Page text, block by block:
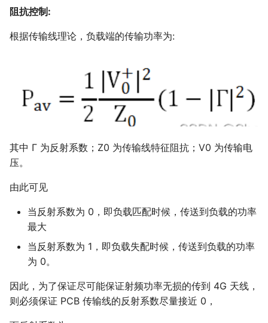
阻抗控制:
根据传输线理论，负载端的传输功率为:
其中 Γ 为反射系数；Z0 为传输线特征阻抗；V0 为传输电
压。
由此可见
当反射系数为 0，即负载匹配时候，传送到负载的功率
最大
当反射系数为 1，即负载失配时候，传送到负载的功率
为 0。
因此，为了保证尽可能保证射频功率无损的传到 4G 天线，
则必须保证 PCB 传输线的反射系数尽量接近 0，